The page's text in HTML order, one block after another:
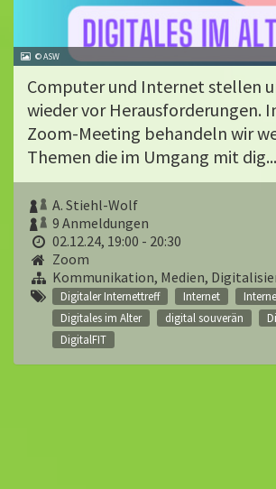
© ASW
Computer und Internet stellen
wieder vor Herausforderungen.
Zoom-Meeting behandeln wir
Themen die im Umgang mit dig...
A. Stiehl-Wolf
9 Anmeldungen
02.12.24, 19:00 - 20:30
Zoom
Kommunikation, Medien,
Digitaler Internettreff Internet
Digitales im Alter
digital souverän
DigitalFIT